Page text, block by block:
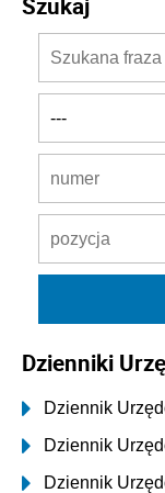
Dzienniki
Dziennik
Dziennik
Dziennik